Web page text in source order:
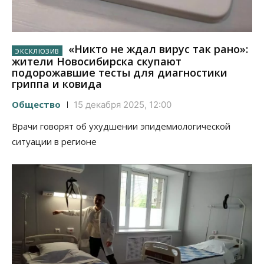
«Никто не ждал вирус так рано»:
жители Новосибирска скупают
подорожавшие тесты для диагностики
гриппа и ковида
Общество 15 декабря 2025, 12:00
Врачи говорят об ухудшении эпидемиологической
ситуации в регионе